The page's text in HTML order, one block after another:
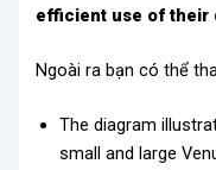
efficient use of their
Ngoài ra bạn có thể
The diagram
small and large